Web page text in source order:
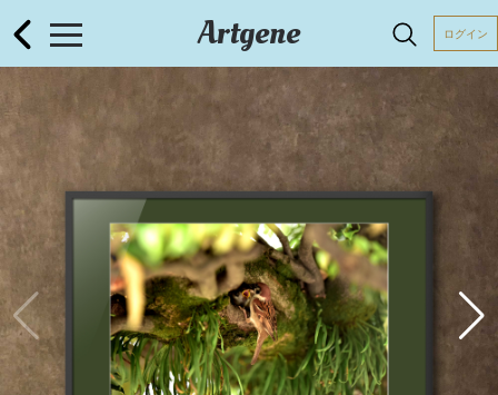
Artgene ログイン